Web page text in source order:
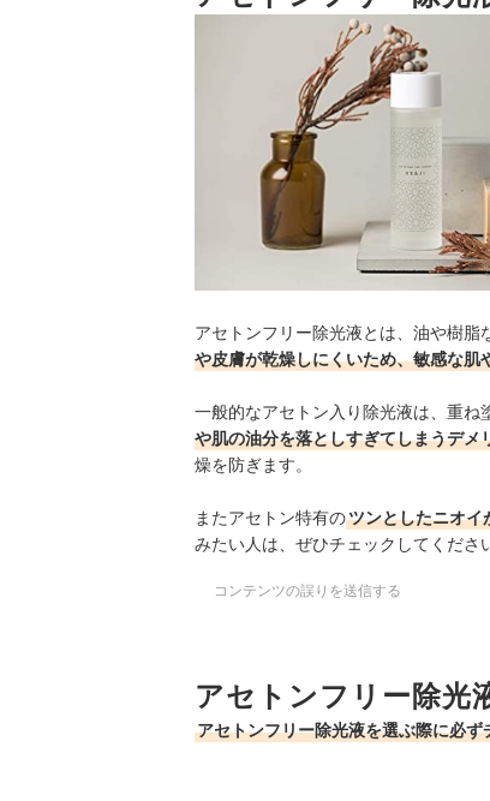
アセトンフリー除光液の上手な使い方とは
オフ後の保湿には、ネイル用アイテムを使
アセトンフリー除光液の売れ筋ランキング
アセトンフリー除光液とは、油や樹脂
や皮膚が乾燥しにくいため、敏感な
一般的なアセトン入り除光液は、重ね
や肌の油分を落としすぎてしまうデメ
燥を防ぎます。
またアセトン特有のツンとしたニオイ
みたい人は、ぜひチェックしてくださ
コンテンツの誤りを送信する
アセトンフリー除光
アセトンフリー除光液を選ぶ際に必